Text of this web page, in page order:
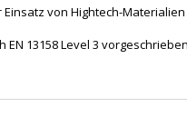
von Hightech-
13158 Level 3